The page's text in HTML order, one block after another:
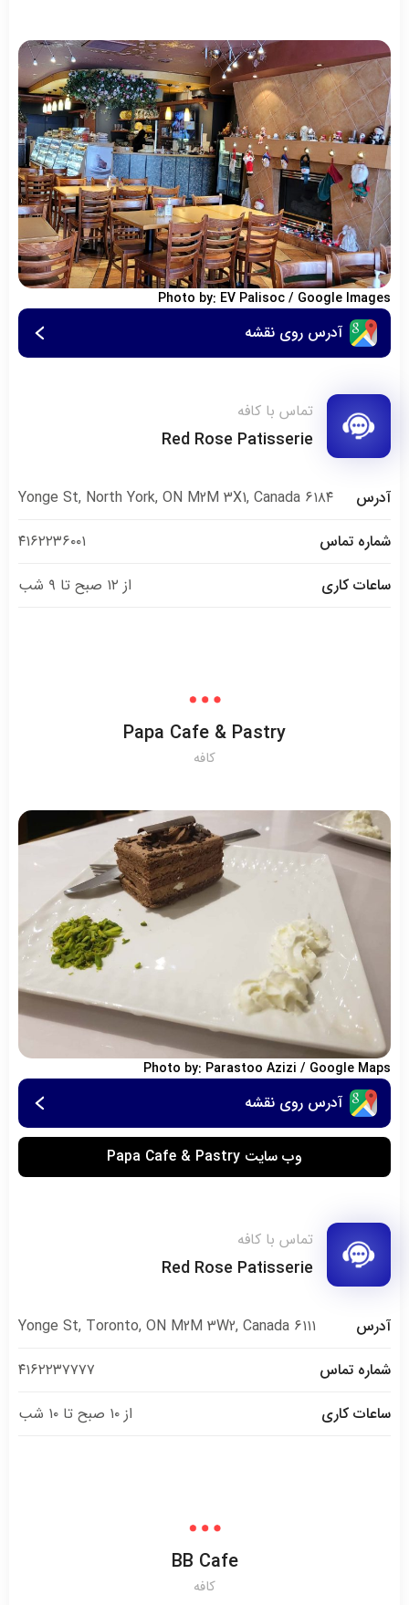
Photo by: EV Palisoc / Google Images
آدرس روی نقشه
تماس با کافه
Red Rose Patisserie
آدرس
۶۱۸۴ Yonge St, North York, ON M2M 3X1, Canada
شماره تماس
۴۱۶۲۲۳۶۰۰۱
ساعات کاری
از ۱۲ صبح تا ۹ شب
Papa Cafe & Pastry
کافه
Photo by: Parastoo Azizi / Google Maps
آدرس روی نقشه
وب سایت Papa Cafe & Pastry
تماس با کافه
Red Rose Patisserie
آدرس
۶۱۱۱ Yonge St, Toronto, ON M2M 3W2, Canada
شماره تماس
۴۱۶۲۲۳۷۷۷۷
ساعات کاری
از ۱۰ صبح تا ۱۰ شب
BB Cafe
کافه